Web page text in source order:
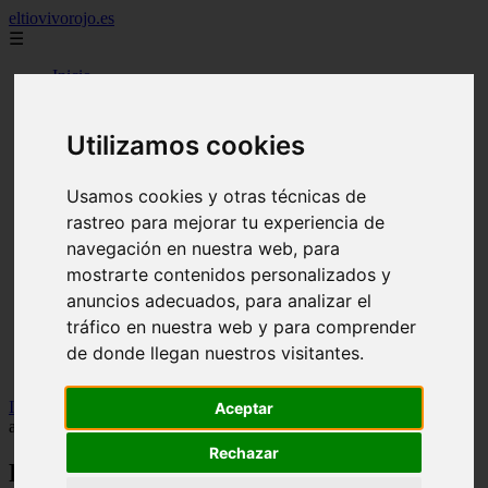
Utilizamos cookies
Usamos cookies y otras técnicas de
rastreo para mejorar tu experiencia de
navegación en nuestra web, para
mostrarte contenidos personalizados y
anuncios adecuados, para analizar el
tráfico en nuestra web y para comprender
de donde llegan nuestros visitantes.
Aceptar
Rechazar
eltiovivorojo.es
☰
Inicio
2016
argentina
comidas
espana
huevos
mariscos
otros
producto
reposteria
venezuela
Inicio
Receta de una guarnición irresistible: papas
aplastadas al horno
Receta de una guarnición irresistible: